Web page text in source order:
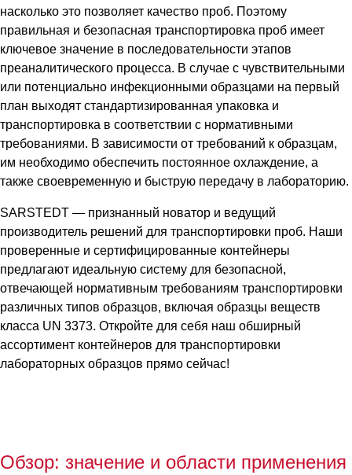
насколько это позволяет качество проб. Поэтому
правильная и безопасная транспортировка проб имеет
ключевое значение в последовательности этапов
преаналитического процесса. В случае с чувствительными
или потенциально инфекционными образцами на первый
план выходят стандартизированная упаковка и
транспортировка в соответствии с нормативными
требованиями. В зависимости от требований к образцам,
им необходимо обеспечить постоянное охлаждение, а
также своевременную и быструю передачу в лабораторию.
SARSTEDT — признанный новатор и ведущий
производитель решений для транспортировки проб. Наши
проверенные и сертифицированные контейнеры
предлагают идеальную систему для безопасной,
отвечающей нормативным требованиям транспортировки
различных типов образцов, включая образцы веществ
класса UN 3373. Откройте для себя наш обширный
ассортимент контейнеров для транспортировки
лабораторных образцов прямо сейчас!
Обзор: значение и области применения